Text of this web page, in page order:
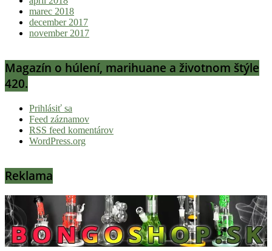
marec 2018
december 2017
november 2017
Magazín o húlení, marihuane a životnom štýle
420.
Prihlásiť sa
Feed záznamov
RSS feed komentárov
WordPress.org
Reklama